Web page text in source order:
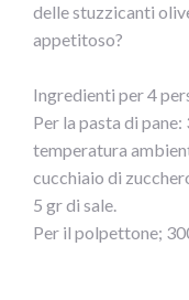
delle stuzzicanti
appetitoso?
Ingredienti per 4
Per la pasta di
temperatura
cucchiaio di
5 gr di sale.
Per il polpettone;
latte, 1 uovo, 1